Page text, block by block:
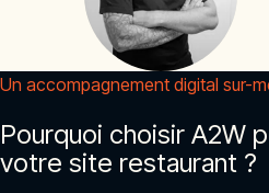
Un accompagnement digital sur-
Pourquoi choisir A2W
votre site restaurant ?